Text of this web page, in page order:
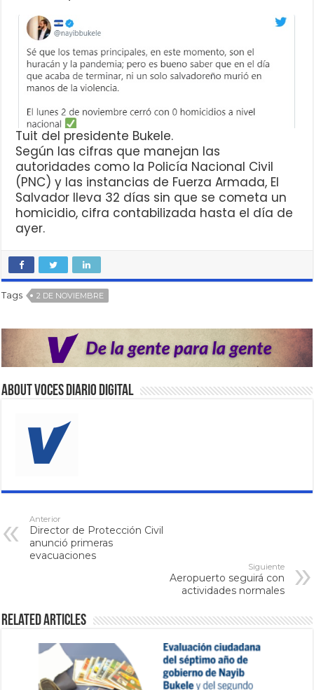
Tuit del presidente Bukele.
Según las cifras que manejan las
autoridades como la Policía Nacional Civil
(PNC) y las instancias de Fuerza Armada, El
Salvador lleva 32 días sin que se cometa un
homicidio, cifra contabilizada hasta el día de
ayer.
Tags 2 DE NOVIEMBRE
About VOCES Diario digital
Anterior
Director de Protección Civil
anunció primeras
evacuaciones
Siguiente
Aeropuerto seguirá con
actividades normales
Related Articles